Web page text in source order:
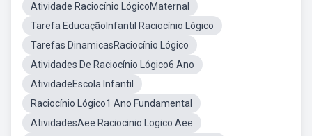
Atividade Raciocínio LógicoMaternal
Tarefa EducaçãoInfantil Raciocínio Lógico
Tarefas DinamicasRaciocínio Lógico
Atividades De Raciocínio Lógico6 Ano
AtividadeEscola Infantil
Raciocínio Lógico1 Ano Fundamental
AtividadesAee Raciocinio Logico Aee